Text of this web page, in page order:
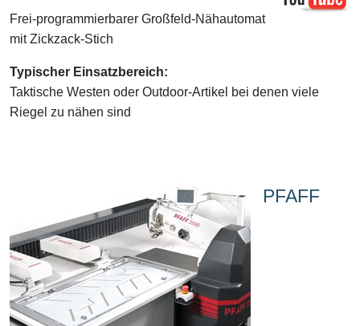
Frei-programmierbarer Großfeld-Nähautomat
mit Zickzack-Stich
Typischer Einsatzbereich:
Taktische Westen oder Outdoor-Artikel bei denen viele
Riegel zu nähen sind
PFAFF